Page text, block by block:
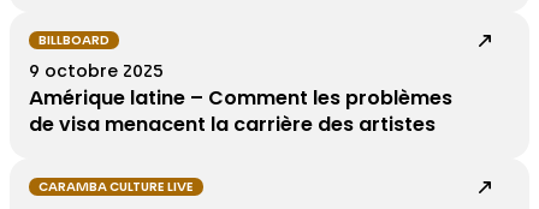
BILLBOARD
9 octobre 2025
Amérique latine – Comment les problèmes
de visa menacent la carrière des artistes
CARAMBA CULTURE LIVE